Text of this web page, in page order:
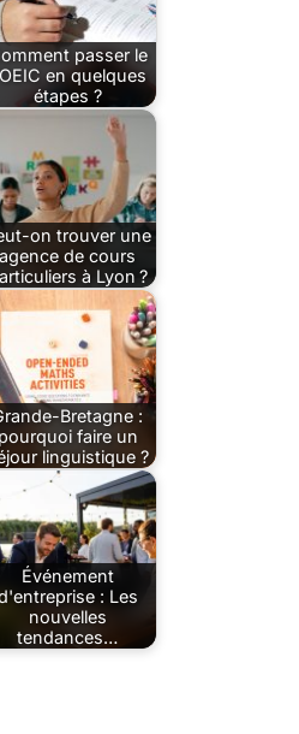
passer le
en quelques
étapes ?
on trouver une
agence de cours
à Lyon ?
Bretagne :
pourquoi faire un
linguistique ?
Événement
: Les
nouvelles
tendances…